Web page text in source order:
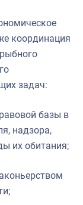
координация
задач:
базы в
надзора,
их обитания;